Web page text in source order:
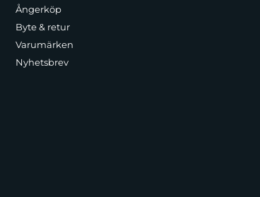
Ångerköp
Byte & retur
Varumärken
Nyhetsbrev